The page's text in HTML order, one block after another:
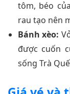
tôm, béo
rau tạo nên
Bánh xèo:
được cuốn
sống Trà